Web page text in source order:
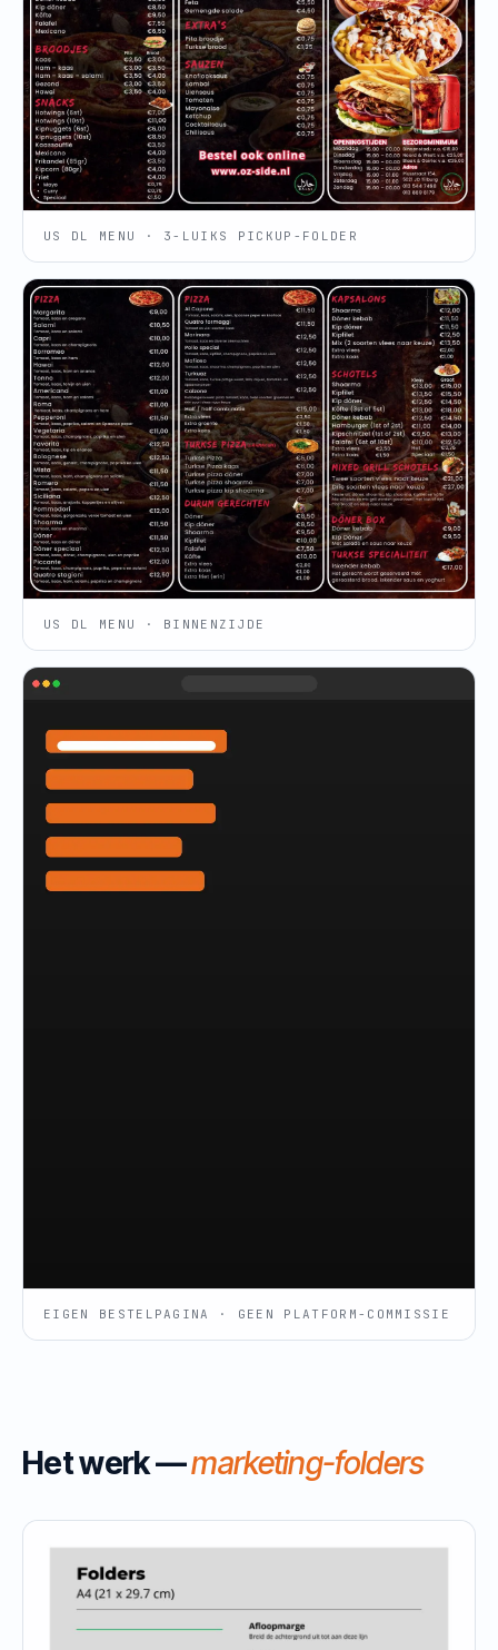
US DL MENU · 3-LUIKS PICKUP-FOLDER
US DL MENU · BINNENZIJDE
EIGEN BESTELPAGINA · GEEN PLATFORM-COMMISSIE
Het werk —marketing-folders